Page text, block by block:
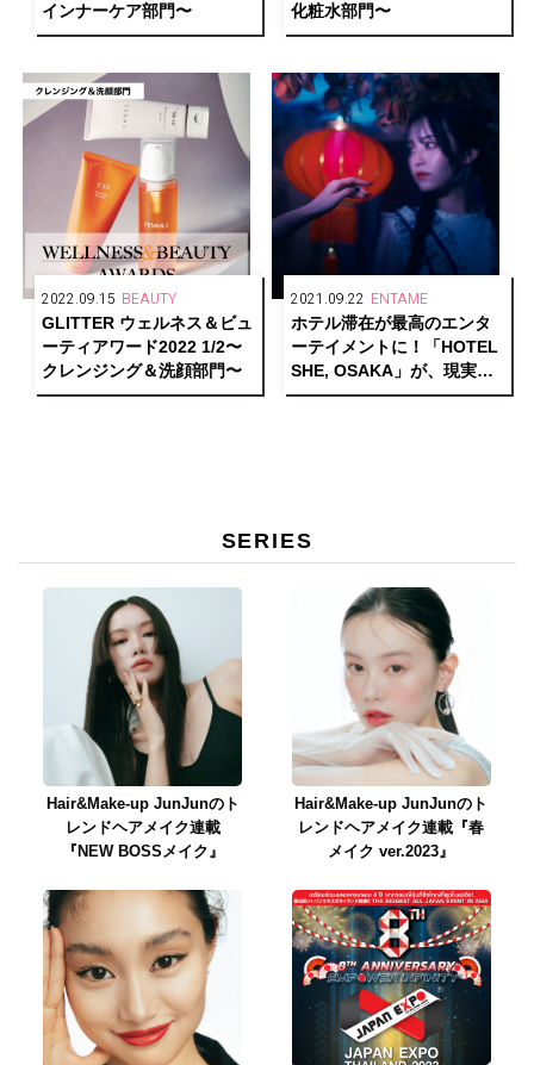
インナーケア部門〜
化粧水部門〜
2022.09.15 BEAUTY
GLITTER ウェルネス＆ビュ
ーティアワード2022 1/2〜
クレンジング＆洗顔部門〜
2021.09.22 ENTAME
ホテル滞在が最高のエンタ
ーテイメントに！「HOTEL
SHE, OSAKA」が、現実と
物語を行き来する“泊まれる
SERIES
Hair&Make-up JunJunのト
レンドヘアメイク連載
『NEW BOSSメイク』
Hair&Make-up JunJunのト
レンドヘアメイク連載『春
メイク ver.2023』